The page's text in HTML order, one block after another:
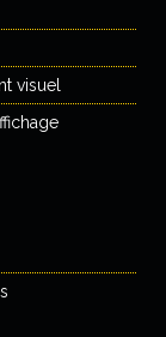
visuel